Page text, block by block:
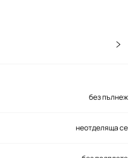
без пълнеж
неотделяща се